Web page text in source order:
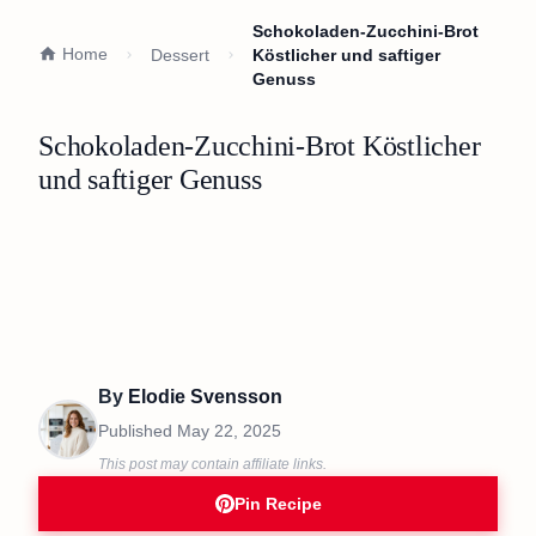
Home Dessert
Schokoladen-Zucchini-Brot
Köstlicher und saftiger
Genuss
Schokoladen-Zucchini-Brot Köstlicher
und saftiger Genuss
By Elodie Svensson
Published May 22, 2025
This post may contain affiliate links.
Pin Recipe